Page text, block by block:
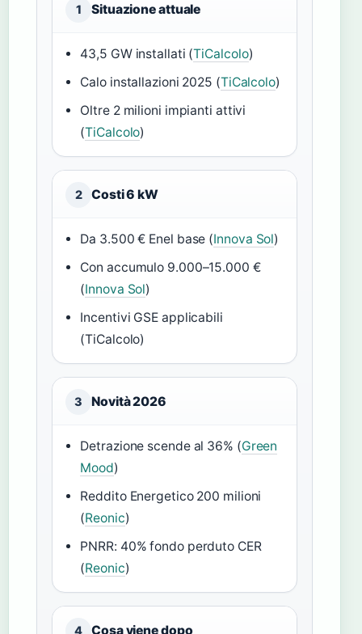
1 Situazione attuale
43,5 GW installati (TiCalcolo)
Calo installazioni 2025 (TiCalcolo)
Oltre 2 milioni impianti attivi
(TiCalcolo)
2 Costi 6 kW
Da 3.500 € Enel base (Innova Sol)
Con accumulo 9.000–15.000 €
(Innova Sol)
Incentivi GSE applicabili
(TiCalcolo)
3 Novità 2026
Detrazione scende al 36% (Green
Mood)
Reddito Energetico 200 milioni
(Reonic)
PNRR: 40% fondo perduto CER
(Reonic)
4 Cosa viene dopo